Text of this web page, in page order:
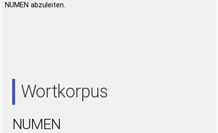
NUMEN abzuleiten.
Wortkorpus
NUMEN